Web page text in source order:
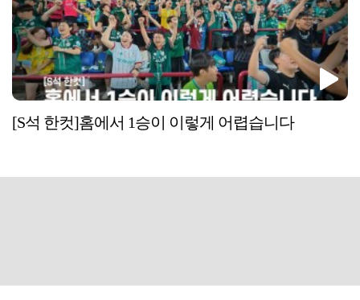
[S석 한컷]홈에서 1승이 이렇게 어렵습니다